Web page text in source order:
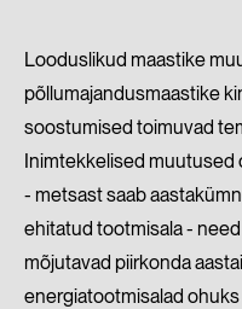
Looduslikud maastike
põllumajandusmaastike
soostumised toimuvad
Inimtekkelised muutused
- metsast saab
ehitatud tootmisala -
mõjutavad piirkonda
energiatootmisalad